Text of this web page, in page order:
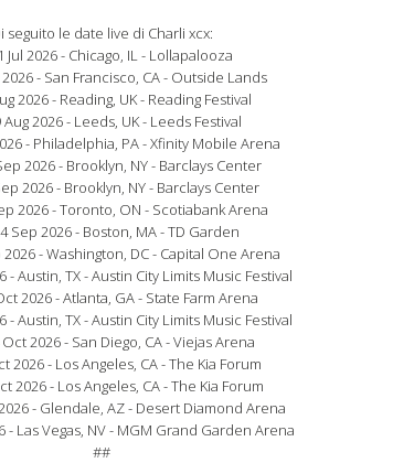
seguito le date live di Charli xcx:
Jul 2026 - Chicago, IL - Lollapalooza
2026 - San Francisco, CA - Outside Lands
2026 - Reading, UK - Reading Festival
Aug 2026 - Leeds, UK - Leeds Festival
- Philadelphia, PA - Xfinity Mobile Arena
2026 - Brooklyn, NY - Barclays Center
2026 - Brooklyn, NY - Barclays Center
2026 - Toronto, ON - Scotiabank Arena
Sep 2026 - Boston, MA - TD Garden
- Washington, DC - Capital One Arena
- Austin, TX - Austin City Limits Music Festival
2026 - Atlanta, GA - State Farm Arena
- Austin, TX - Austin City Limits Music Festival
2026 - San Diego, CA - Viejas Arena
2026 - Los Angeles, CA - The Kia Forum
2026 - Los Angeles, CA - The Kia Forum
- Glendale, AZ - Desert Diamond Arena
- Las Vegas, NV - MGM Grand Garden Arena
##